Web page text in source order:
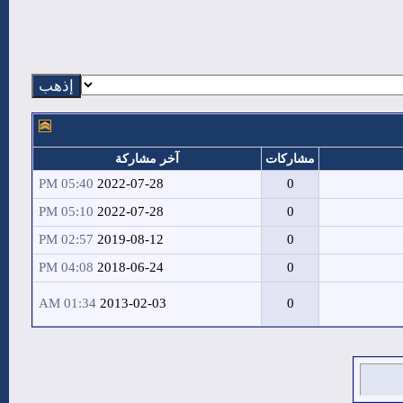
مشاركات آخر مشاركة
0
2022-07-28
05:40 PM
0
2022-07-28
05:10 PM
0
2019-08-12
02:57 PM
0
2018-06-24
04:08 PM
0
2013-02-03
01:34 AM